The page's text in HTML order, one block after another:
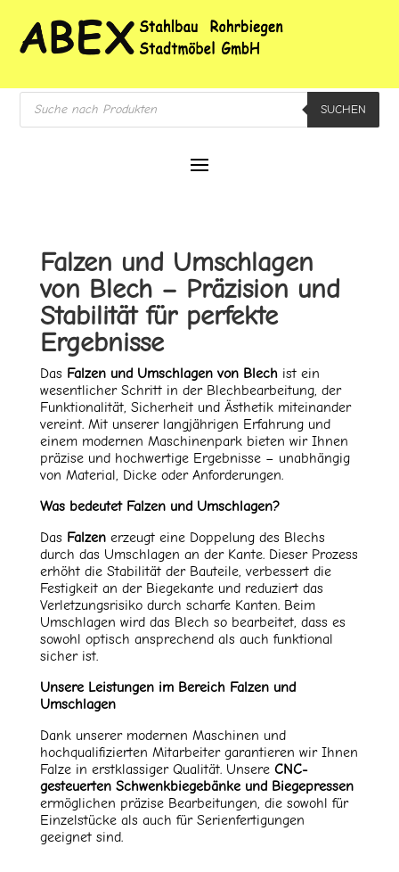
Products
search
SUCHEN
Falzen und Umschlagen
von Blech – Präzision und
Stabilität für perfekte
Ergebnisse
Das Falzen und Umschlagen von Blechist ein
wesentlicher Schritt in der Blechbearbeitung, der
Funktionalität, Sicherheit und Ästhetik miteinander
vereint. Mit unserer langjährigen Erfahrung und
einem modernen Maschinenpark bieten wir Ihnen
präzise und hochwertige Ergebnisse – unabhängig
von Material, Dicke oder Anforderungen.
Was bedeutet Falzen und Umschlagen?
Das Falzenerzeugt eine Doppelung des Blechs
durch das Umschlagen an der Kante. Dieser Prozess
erhöht die Stabilität der Bauteile, verbessert die
Festigkeit an der Biegekante und reduziert das
Verletzungsrisiko durch scharfe Kanten. Beim
Umschlagen wird das Blech so bearbeitet, dass es
sowohl optisch ansprechend als auch funktional
sicher ist.
Unsere Leistungen im Bereich Falzen und
Umschlagen
Dank unserer modernen Maschinen und
hochqualifizierten Mitarbeiter garantieren wir Ihnen
Falze in erstklassiger Qualität. Unsere CNC-
gesteuerten Schwenkbiegebänke und Biegepressen
ermöglichen präzise Bearbeitungen, die sowohl für
Einzelstücke als auch für Serienfertigungen
geeignet sind.